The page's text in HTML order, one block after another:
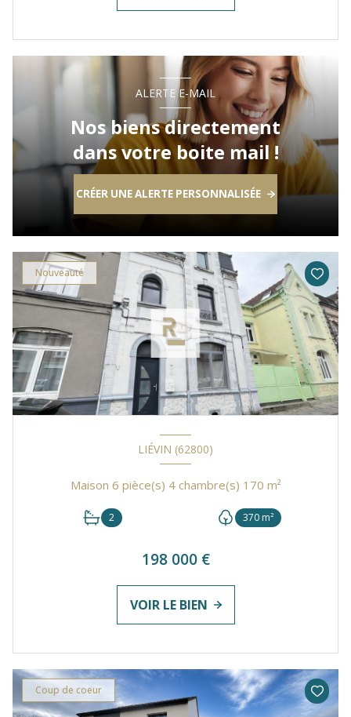
ALERTE E-MAIL
Nos biens directement
dans votre boite mail !
CRÉER UNE ALERTE PERSONNALISÉE
Nouveauté
LIÉVIN (62800)
Maison 6 pièce(s) 4 chambre(s) 170 m²
2 370 m²
198 000 €
VOIR LE BIEN
Coup de coeur